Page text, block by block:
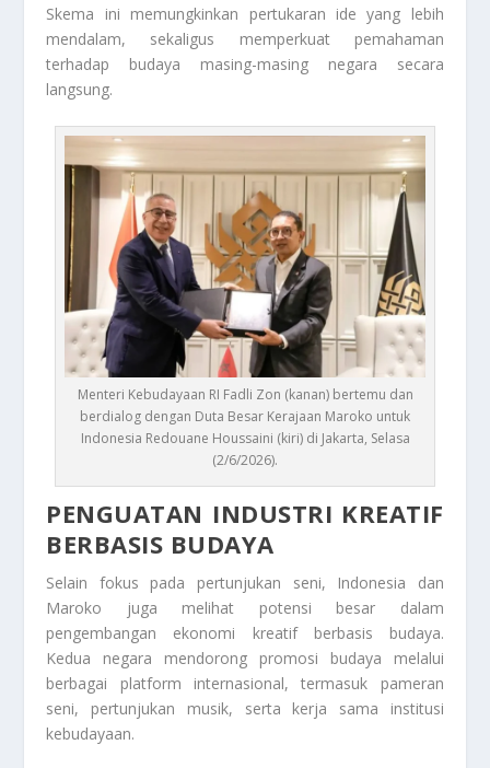
Skema ini memungkinkan pertukaran ide yang lebih
mendalam, sekaligus memperkuat pemahaman
terhadap budaya masing-masing negara secara
langsung.
Menteri Kebudayaan RI Fadli Zon (kanan) bertemu dan
berdialog dengan Duta Besar Kerajaan Maroko untuk
Indonesia Redouane Houssaini (kiri) di Jakarta, Selasa
(2/6/2026).
PENGUATAN INDUSTRI KREATIF
BERBASIS BUDAYA
Selain fokus pada pertunjukan seni, Indonesia dan
Maroko juga melihat potensi besar dalam
pengembangan ekonomi kreatif berbasis budaya.
Kedua negara mendorong promosi budaya melalui
berbagai platform internasional, termasuk pameran
seni, pertunjukan musik, serta kerja sama institusi
kebudayaan.